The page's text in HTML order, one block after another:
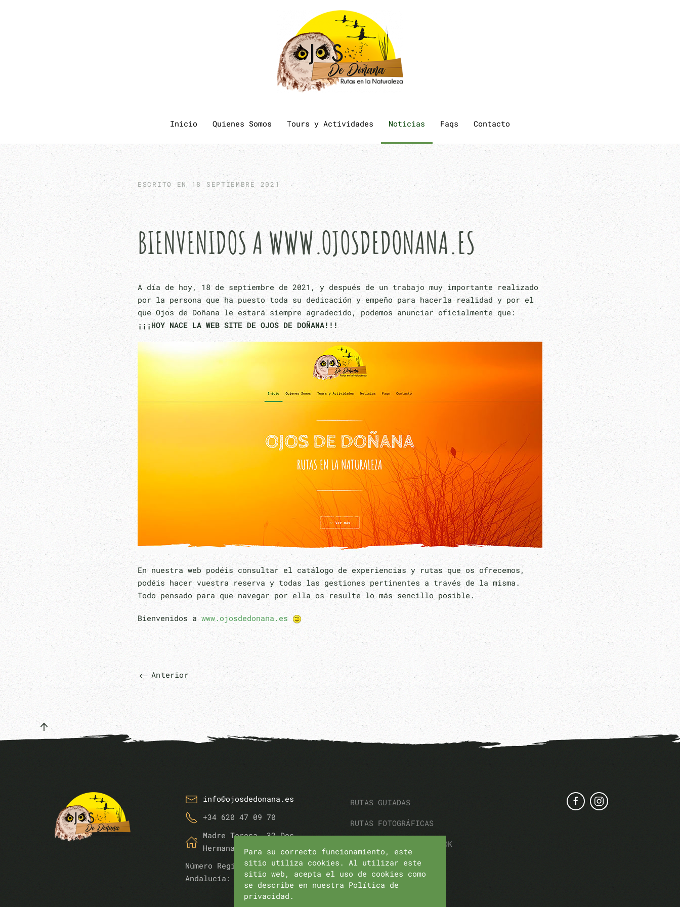
Inicio Quienes Somos Tours y Actividades Noticias Faqs Contacto
ESCRITO EN 18 SEPTIEMBRE 2021
BIENVENIDOS A WWW.OJOSDEDONANA.ES
A día de hoy, 18 de septiembre de 2021, y después de un trabajo muy importante realizado
por la persona que ha puesto toda su dedicación y empeño para hacerla realidad y por el
que Ojos de Doñana le estará siempre agradecido, podemos anunciar oficialmente que:
¡¡¡HOY NACE LA WEB SITE DE OJOS DE DOÑANA!!!
En nuestra web podéis consultar el catálogo de experiencias y rutas que os ofrecemos,
podéis hacer vuestra reserva y todas las gestiones pertinentes a través de la misma.
Todo pensado para que navegar por ella os resulte lo más sencillo posible.
Bienvenidos a www.ojosdedonana.es
Anterior
info@ojosdedonana.es
+34 620 47 09 70
Madre Teresa, 32 Dos
Hermanas (Sevilla)
Número Registro Turismo
Andalucía: AT/SE/00161
RUTAS GUIADAS
RUTAS FOTOGRÁFICAS
RUTA FAMILIAR CON BOOK
RUTAS SENDERISMO
OTRAS EXPERIENCIAS
Para su correcto funcionamiento, este
sitio utiliza cookies. Al utilizar este
sitio web, acepta el uso de cookies como
se describe en nuestra Política de
privacidad.